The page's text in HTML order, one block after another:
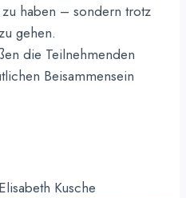
haben – sondern trotz
gehen.
die Teilnehmenden
Beisammensein
Kusche